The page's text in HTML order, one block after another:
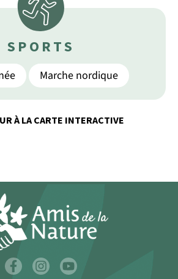
SPORTS
Marche nordique
À LA CARTE INTERACTIVE